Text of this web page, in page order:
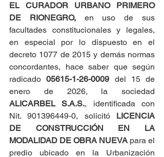
EL CURADOR URBANO PRIMERO
DE RIONEGRO, en uso de sus
facultades constitucionales y legales,
en especial por lo dispuesto en el
decreto 1077 de 2015 y demás normas
concordantes, hace saber que según
radicado 05615-1-26-0009 del 15 de
ALICARBEL S.A.S., identificada con
Nit. 901396449-0, solicitó LICENCIA
DE CONSTRUCCIÓN EN LA
MODALIDAD DE OBRA NUEVA para el
predio ubicado en la Urbanización